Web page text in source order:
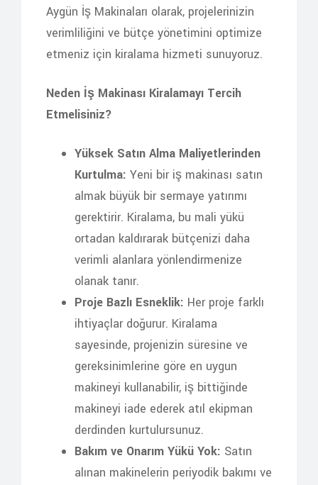
Aygün İş Makinaları olarak, projelerinizin
verimliliğini ve bütçe yönetimini optimize
etmeniz için kiralama hizmeti sunuyoruz.
Neden İş Makinası Kiralamayı Tercih
Etmelisiniz?
Yüksek Satın Alma Maliyetlerinden
Kurtulma: Yeni bir iş makinası satın
almak büyük bir sermaye yatırımı
gerektirir. Kiralama, bu mali yükü
ortadan kaldırarak bütçenizi daha
verimli alanlara yönlendirmenize
olanak tanır.
Proje Bazlı Esneklik: Her proje farklı
ihtiyaçlar doğurur. Kiralama
sayesinde, projenizin süresine ve
gereksinimlerine göre en uygun
makineyi kullanabilir, iş bittiğinde
makineyi iade ederek atıl ekipman
derdinden kurtulursunuz.
Bakım ve Onarım Yükü Yok: Satın
alınan makinelerin periyodik bakımı ve